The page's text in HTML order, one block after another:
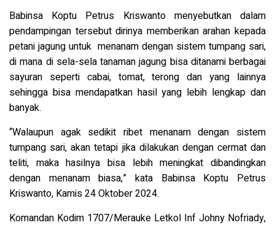
Babinsa Koptu Petrus Kriswanto menyebutkan dalam
pendampingan tersebut dirinya memberikan arahan kepada
petani jagung untuk menanam dengan sistem tumpang sari,
di mana di sela-sela tanaman jagung bisa ditanami berbagai
sayuran seperti cabai, tomat, terong dan yang lainnya
sehingga bisa mendapatkan hasil yang lebih lengkap dan
banyak.
“Walaupun agak sedikit ribet menanam dengan sistem
tumpang sari, akan tetapi jika dilakukan dengan cermat dan
teliti, maka hasilnya bisa lebih meningkat dibandingkan
dengan menanam biasa,” kata Babinsa Koptu Petrus
Kriswanto, Kamis 24 Oktober 2024.
Komandan Kodim 1707/Merauke Letkol Inf Johny Nofriady,